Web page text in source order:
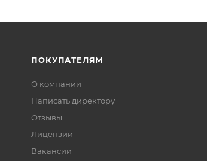
ПОКУПАТЕЛЯМ
О компании
Написать директору
Отзывы
Лицензии
Вакансии